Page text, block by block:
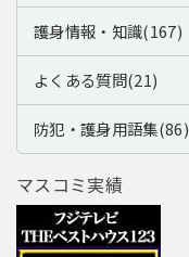
護身情報・知識(167)
よくある質問(21)
防犯・護身用語集(86)
マスコミ実績